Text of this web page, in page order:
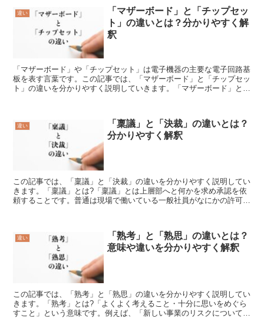
違い
「マザーボード」と「チップセッ
ト」の違いとは？分かりやすく解
釈
「マザーボード」や「チップセット」は電子機器の主要な電子回路基
板を表す言葉です。この記事では、「マザーボード」と「チップセッ
ト」の違いを分かりやすく説明していきます。「マザーボード」と
違い
「稟議」と「決裁」の違いとは？
分かりやすく解釈
この記事では、「稟議」と「決裁」の違いを分かりやすく説明してい
きます。「稟議」とは?「稟議」とは上層部へと何かを求め承認を依
頼することです。普通は現場で働いている一般社員がなにかの許可を
違い
「熟考」と「熟思」の違いとは？
意味や違いを分かりやすく解釈
この記事では、「熟考」と「熟思」の違いを分かりやすく説明してい
きます。「熟考」とは?「よくよく考えること・十分に思いをめぐら
すこと」という意味です。例えば、「新しい事業のリスクについて熟